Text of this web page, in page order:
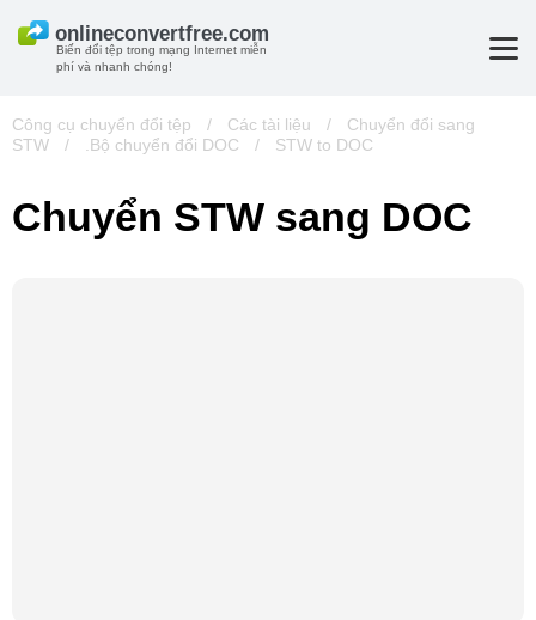
Biến đổi tệp trong mạng Internet miễn
phí và nhanh chóng!
Công cụ chuyển đổi tệp / Các tài liệu /
Chuyển đổi sang
STW
/ .Bộ chuyển đổi DOC / STW to DOC
Chuyển STW sang DOC